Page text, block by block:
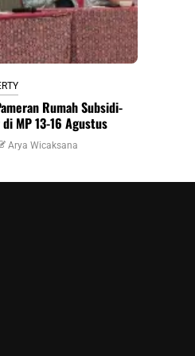
Rumah Subsidi-
MP 13-16 Agustus
Arya Wicaksana